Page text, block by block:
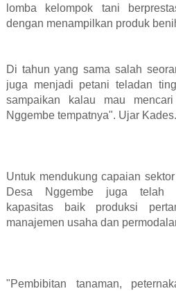
lomba kelompok tani
dengan menampilkan produk
Di tahun yang sama salah
juga menjadi petani teladan
sampaikan kalau mau
Nggembe tempatnya". Ujar Kades.
Untuk mendukung capaian
Desa Nggembe juga telah
kapasitas baik produksi
manajemen usaha dan
"Pembibitan tanaman,